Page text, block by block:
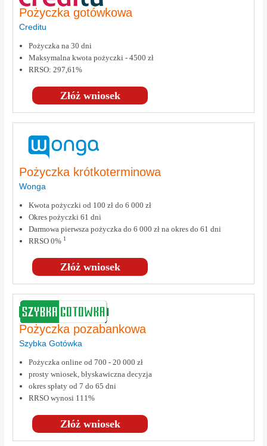
Pożyczka gotówkowa
Creditu
Złóż wniosek
Pożyczka na 30 dni
Maksymalna kwota pożyczki - 4500 zł
RRSO: 297,61%
Pożyczka krótkoterminowa
Wonga
Złóż wniosek
Kwota pożyczki od 100 zł do 6 000 zł
Okres pożyczki 61 dni
Darmowa pierwsza pożyczka do 6 000 zł na okres do 61 dni
RRSO 0% 1
Pożyczka pozabankowa
Szybka Gotówka
Złóż wniosek
Pożyczka online od 700 - 20 000 zł
prosty wniosek, błyskawiczna decyzja
okres spłaty od 7 do 65 dni
RRSO wynosi 111%